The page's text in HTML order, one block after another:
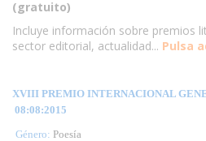
(gratuito)
Incluye información sobre premios
sector editorial, actualidad... Pulsa
XVIII PREMIO INTERNACIONAL
08:08:2015
Género: Poesía